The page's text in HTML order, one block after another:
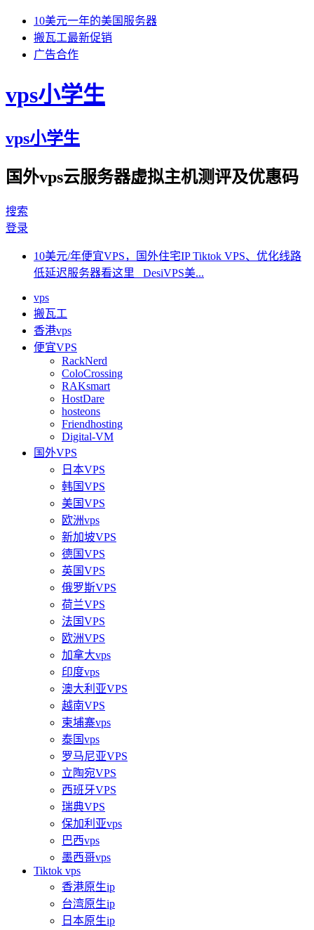
10美元一年的美国服务器
搬瓦工最新促销
广告合作
vps小学生
vps小学生
国外vps云服务器虚拟主机测评及优惠码
搜索
登录
10美元/年便宜VPS，国外住宅IP Tiktok VPS、优化线路
低延迟服务器看这里 DesiVPS美...
vps
搬瓦工
香港vps
便宜VPS
RackNerd
ColoCrossing
RAKsmart
HostDare
hosteons
Friendhosting
Digital-VM
国外VPS
日本VPS
韩国VPS
美国VPS
欧洲vps
新加坡VPS
德国VPS
英国VPS
俄罗斯VPS
荷兰VPS
法国VPS
欧洲VPS
加拿大vps
印度vps
澳大利亚VPS
越南VPS
柬埔寨vps
泰国vps
罗马尼亚VPS
立陶宛VPS
西班牙VPS
瑞典VPS
保加利亚vps
巴西vps
墨西哥vps
Tiktok vps
香港原生ip
台湾原生ip
日本原生ip